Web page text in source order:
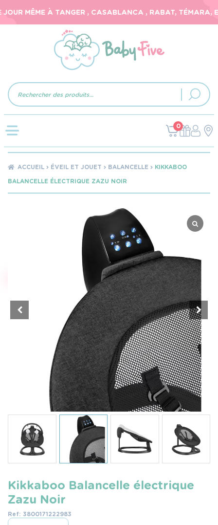
MÊME À TANGER , CASABLANCA , RABAT, TÉMARA,
Recherche
de
produits
0
ACCUEIL ÉVEIL ET JOUET BALANCELLE
KIKKABOO
BALANCELLE ÉLECTRIQUE ZAZU NOIR
Kikkaboo Balancelle électrique
Zazu Noir
Ref: 3800171222983